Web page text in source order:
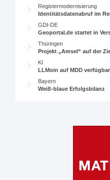
Registermodernisierung
Identitätsdatenabruf im
GDI-DE
Geoportal.de startet in
Thüringen
Projekt „Amsel“ auf der
KI
LLMoin auf MDD verfügbar
Bayern
Weiß-blaue Erfolgsbilanz